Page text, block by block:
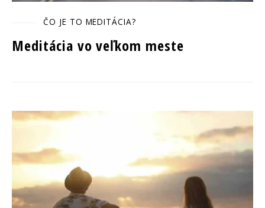
ČO JE TO MEDITÁCIA?
Meditácia vo veľkom meste